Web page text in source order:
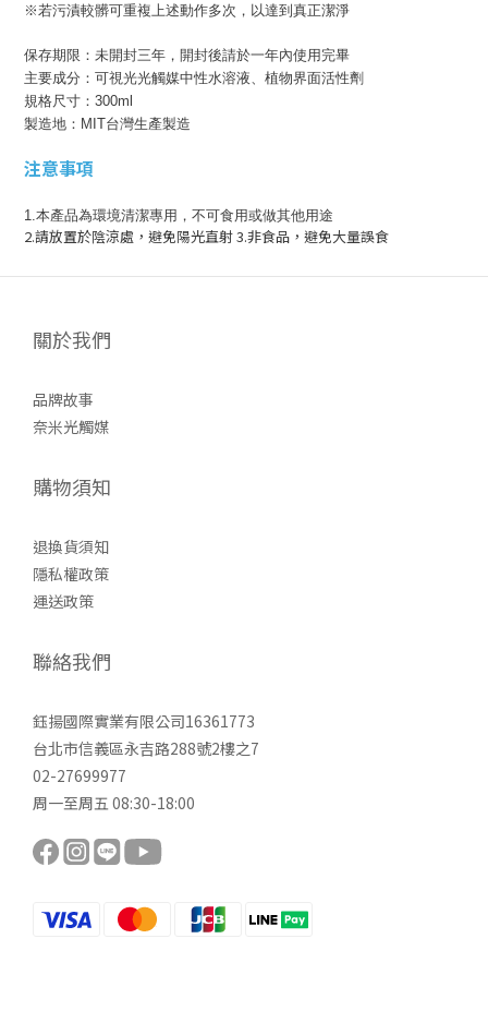
※若污漬較髒可重複上述動作多次，以達到真正潔淨
保存期限：未開封三年，開封後請於一年內使用完畢
主要成分： 可視光光觸媒中性水溶液、植物界面活性劑
規格尺寸：300ml
製造地： MIT台灣生產製造
注意事項
1.本產品為環境清潔專用，不可食用或做其他用途
2.請放置於陰涼處，避免陽光直射 3.非食品，避免大量誤食
關於我們
品牌故事
奈米光觸媒
購物須知
退換貨須知
隱私權政策
運送政策
聯絡我們
鈺揚國際實業有限公司16361773
台北市信義區永吉路288號2樓之7
02-27699977
周一至周五 08:30-18:00